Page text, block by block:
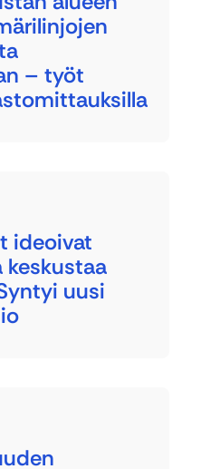
– työt
ideoivat
uusi